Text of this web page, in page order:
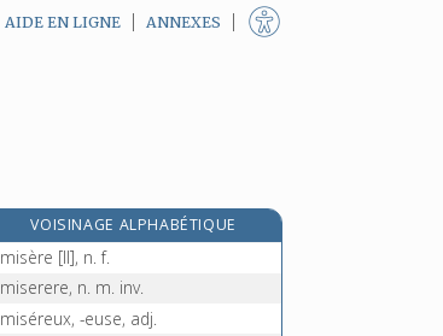
AIDE EN LIGNE ANNEXES
VOISINAGE ALPHABÉTIQUE
misère [I], n. f.
misère [II], n. f.
miserere, n. m. inv.
miséreux, -euse, adj.